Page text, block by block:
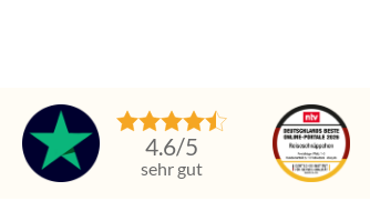
4.6/5
sehr gut